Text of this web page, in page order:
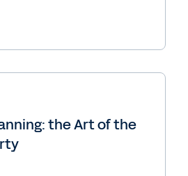
the Art of the